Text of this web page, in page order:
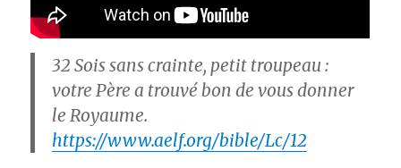
32 Sois sans crainte, petit troupeau :
votre Père a trouvé bon de vous donner
le Royaume.
https://www.aelf.org/bible/Lc/12